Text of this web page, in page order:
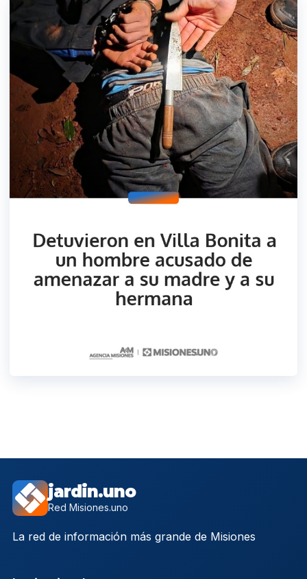
jardin.uno
Red Misiones.uno
La red de información más grande de Misiones